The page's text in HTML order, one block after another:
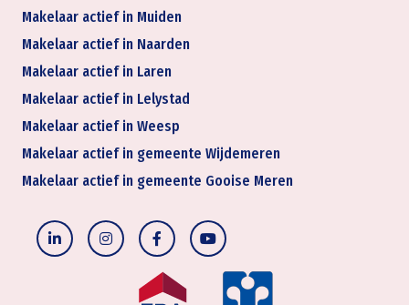
Makelaar actief in Muiden
Makelaar actief in Naarden
Makelaar actief in Laren
Makelaar actief in Lelystad
Makelaar actief in Weesp
Makelaar actief in gemeente Wijdemeren
Makelaar actief in gemeente Gooise Meren